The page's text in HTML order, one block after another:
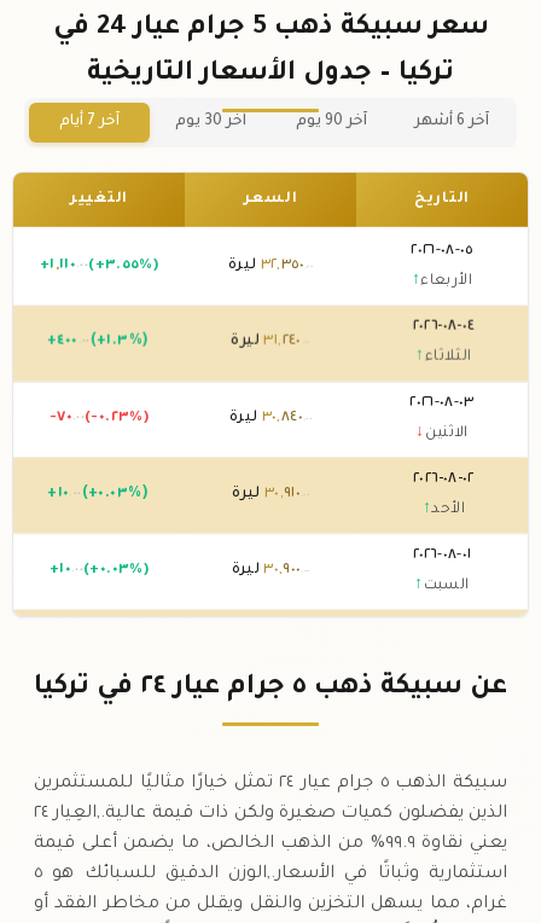
سعر سبيكة ذهب 5 جرام عيار 24 في
تركيا – جدول الأسعار التاريخية
آخر 6 أشهر آخر 90 يوم آخر 30 يوم آخر 7 أيام
التاريخ السعر التغيير
٠٥-٠٨-٢٠٢٦
الأربعاء↑
٣٢, ٣٥٠ .٠٠ ليرة +١ ,١١٠ .٠٠ (+٣.٥٥%)
٠٤-٠٨-٢٠٢٦
الثلاثاء ↑
٣١,٢٤٠ ليرة +٤٠٠ .٠٠ (+١.٣%)
٠٣-٠٨-٢٠٢٦
الاثنين ↓
٣٠,٨٤٠ .٠٠ ليرة -٧٠ .٠٠ (-٠.٢٣%)
٠٢-٠٨-٢٠٢٦
الأحد↑
٣٠ ,٩١٠ .٠٠ ليرة + ١٠ .٠٠ (+٠.٠٣%)
٠١-٠٨-٢٠٢٦
السبت ↑
٣٠,٩٠٠ .٠٠ ليرة +١٠ .٠٠ (+٠.٠٣%)
٣١,٣٦٠.٠٠ ليرة
عن سبيكة ذهب ٥ جرام عيار ٢٤ في تركيا
سبيكة الذهب ٥ جرام عيار ٢٤ تمثل خيارًا مثاليًا للمستثمرين
الذين يفضلون كميات صغيرة ولكن ذات قيمة عالية.,العِيار ٢٤
يعني نقاوة ٩٩.٩% من الذهب الخالص، ما يضمن أعلى قيمة
استثمارية وثباتًا في الأسعار.,الوزن الدقيق للسبائك هو ٥
غرام، مما يسهل التخزين والنقل ويقلل من مخاطر الفقد أو